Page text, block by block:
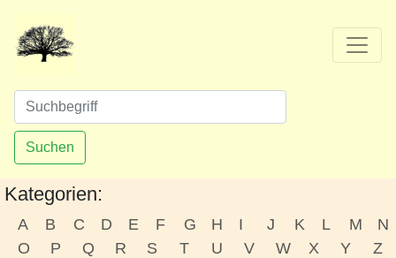
Suchen
Kategorien:
A B C D E F G H I J K L M
N
O
P Q R S T U V W X Y Z